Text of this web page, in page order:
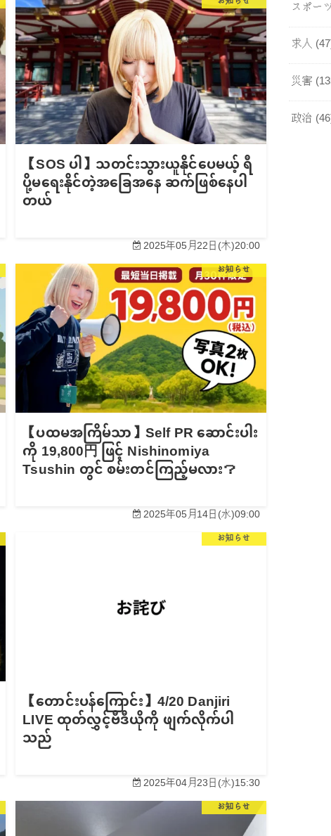
【SOS ပါ】သတင်းသွားယူနိုင်ပေမယ့် ရီ
ပို့မရေးနိုင်တဲ့အခြေအနေ ဆက်ဖြစ်နေပါ
တယ်
2025年05月22日(木)20:00
お知らせ
【ပထမအကြိမ်သာ】Self PR ဆောင်းပါး
ကို 19,800円 ဖြင့် Nishinomiya
Tsushin တွင် စမ်းတင်ကြည့်မလား？
2025年05月14日(水)09:00
お知らせ
【တောင်းပန်ကြောင်း】4/20 Danjiri
LIVE ထုတ်လွှင့်ဗီဒီယိုကို ဖျက်လိုက်ပါ
သည်
2025年04月23日(水)15:30
お知らせ
スポーツ
求人
災害
政治